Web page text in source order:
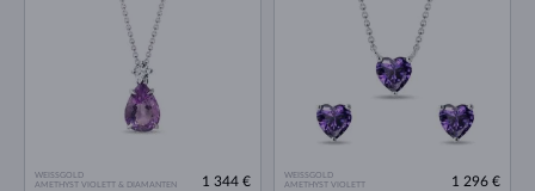
WEISSGOLD
AMETHYST VIOLETT & DIAMANTEN
1 344 €
WEISSGOLD
AMETHYST VIOLETT
1 296 €